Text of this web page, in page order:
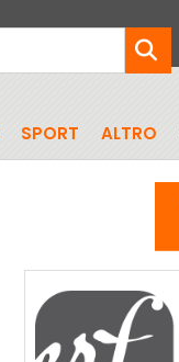
SPORT ALTRO